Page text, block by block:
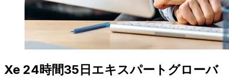
Xe 24時間35日エキスパートグローバ